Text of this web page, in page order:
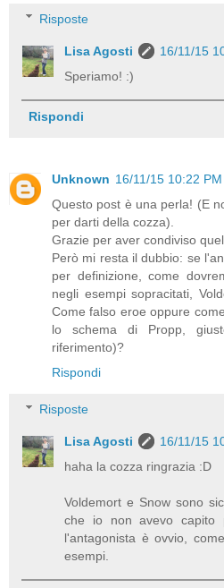
Risposte
Lisa Agosti
16/11/15
Speriamo! :)
Rispondi
Unknown 16/11/15 10:22 PM
Questo post è una perla! (E
per darti della cozza).
Grazie per aver condiviso
Però mi resta il dubbio: se
per definizione, come
negli esempi sopracitati,
Come falso eroe oppure
lo schema di Propp,
riferimento)?
Rispondi
Risposte
Lisa Agosti
16/11/15
haha la cozza ringrazia :D
Voldemort e Snow sono
che io non avevo capito
l'antagonista è ovvio,
esempi.